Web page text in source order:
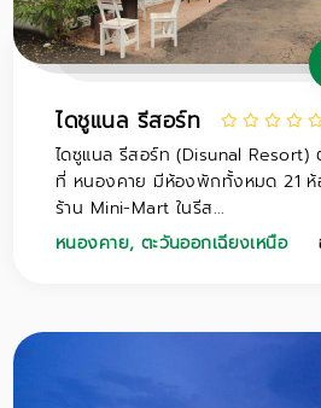
ไดชูแนล รีสอร์ท
ไดซูแนล รีสอร์ท (Disunal Resort)
ที่ หนองคาย มีห้องพักทั้งหมด 21
ร้าน Mini-Mart ในรีส...
หนองคาย, ตะวันออกเฉียงเหนือ